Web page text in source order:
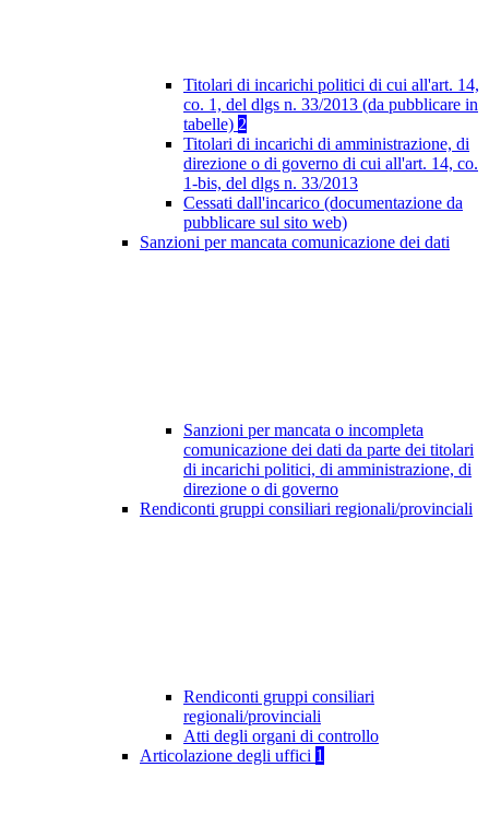
Titolari di incarichi politici di cui all'art. 14,
co. 1, del dlgs n. 33/2013 (da pubblicare in
tabelle) 2
Titolari di incarichi di amministrazione, di
direzione o di governo di cui all'art. 14, co.
1-bis, del dlgs n. 33/2013
Cessati dall'incarico (documentazione da
pubblicare sul sito web)
Sanzioni per mancata comunicazione dei dati
Sanzioni per mancata o incompleta
comunicazione dei dati da parte dei titolari
di incarichi politici, di amministrazione, di
direzione o di governo
Rendiconti gruppi consiliari regionali/provinciali
Rendiconti gruppi consiliari
regionali/provinciali
Atti degli organi di controllo
Articolazione degli uffici 1